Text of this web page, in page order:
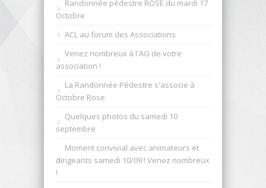
Randonnée pédestre ROSE du mardi 17
Octobre
ACL au forum des Associations
Venez nombreux à l'AG de votre
association !
La Randonnée Pédestre s'associe à
Octobre Rose
Quelques photos du samedi 10
septembre
Moment convivial avec animateurs et
dirigeants samedi 10/09 ! Venez nombreux
!